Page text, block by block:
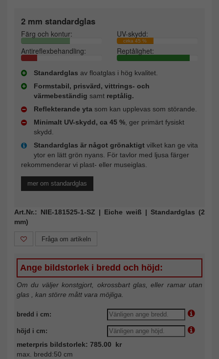
2 mm standardglas
Färg och kontur: UV-skydd:
cirka 45 %
Antireflexbehandling: Reptålighet:
Standardglas av floatglas i hög kvalitet.
Formstabil, prisvärd, vittrings- och
värmebeständig samt reptålig.
Reflekterande yta som kan upplevas som störande.
Minimalt UV-skydd, ca 45 % , ger primärt fysiskt
skydd.
Standardglas är något grönaktigt vilket kan ge vita
ytor en lätt grön nyans. För tavlor med ljusa färger
rekommenderar vi plast- eller museiglas.
mer om standardglas
Art.Nr.: NIE-181525-1-SZ | Eiche weiß | Standardglas (2
mm)
Fråga om artikeln
Ange bildstorlek i bredd och höjd:
Om du väljer konstgjort, okrossbart glas, eller ramar utan
glas , kan större mått vara möjliga.
bredd i cm:
höjd i cm:
meterpris bildstorlek: 785.00 kr
max. bredd:50 cm